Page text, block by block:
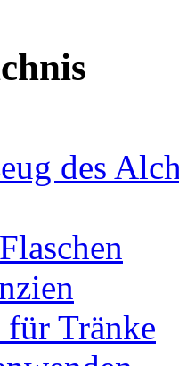
des
für Tränke